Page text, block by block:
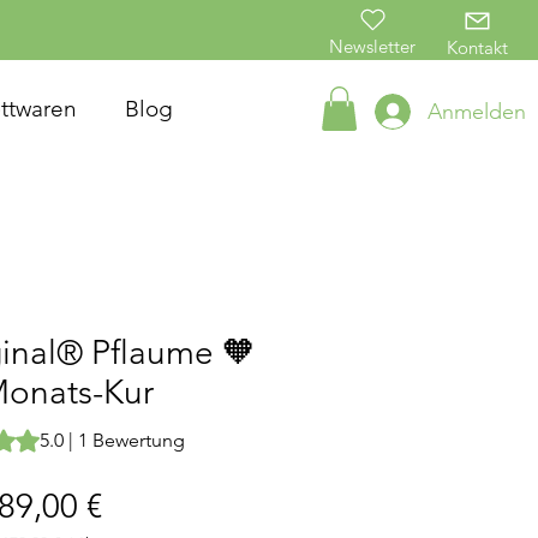
Newsletter Kontakt
Blog Anmelden
Pflaume 🧡
Kur
beträgt 5.0 von fünf Sternen, basierend auf 1 Bewertung.
5.0 | 1 Bewertung
89,00 €Preis